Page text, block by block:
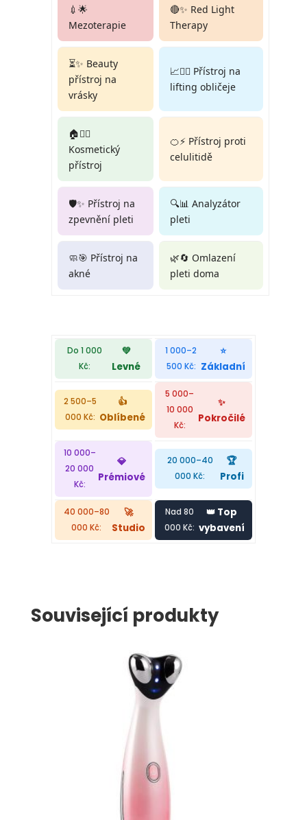
💉🌟
Mezoterapie
🔴✨ Red Light
Therapy
⏳✨ Beauty
přístroj na
vrásky
📈💆‍♀️ Přístroj na
lifting obličeje
🏠💆‍♀️
Kosmetický
přístroj
🍊⚡ Přístroj proti
celulitidě
🛡️✨ Přístroj na
zpevnění pleti
🔍📊 Analyzátor
pleti
🧼🎯 Přístroj na
akné
🌿🔄 Omlazení
pleti doma
Do 1 000
Kč:
💚
Levné
1 000–2
500 Kč:
⭐
Základní
2 500–5
000 Kč:
👍
Oblíbené
5 000–
10 000
Kč:
✨
Pokročilé
10 000–
20 000
Kč:
💎
Prémiové
20 000–40
000 Kč:
🏆
Profi
40 000–80
000 Kč:
🚀
Studio
Nad 80
000 Kč:
👑 Top
vybavení
Související produkty